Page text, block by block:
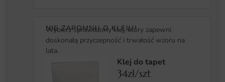
NIE ZAPOMNIJ O KLEJU!
Wybierz sprawdzony klej, który zapewni
doskonałą przyczepność i trwałość wzoru na
lata.
Klej do tapet
34zł/szt